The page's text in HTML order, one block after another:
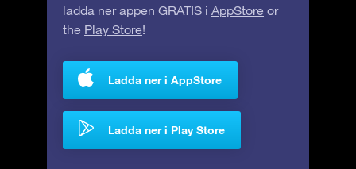
ladda ner appen GRATIS i AppStore or
the Play Store!
Ladda ner i AppStore
Ladda ner i Play Store